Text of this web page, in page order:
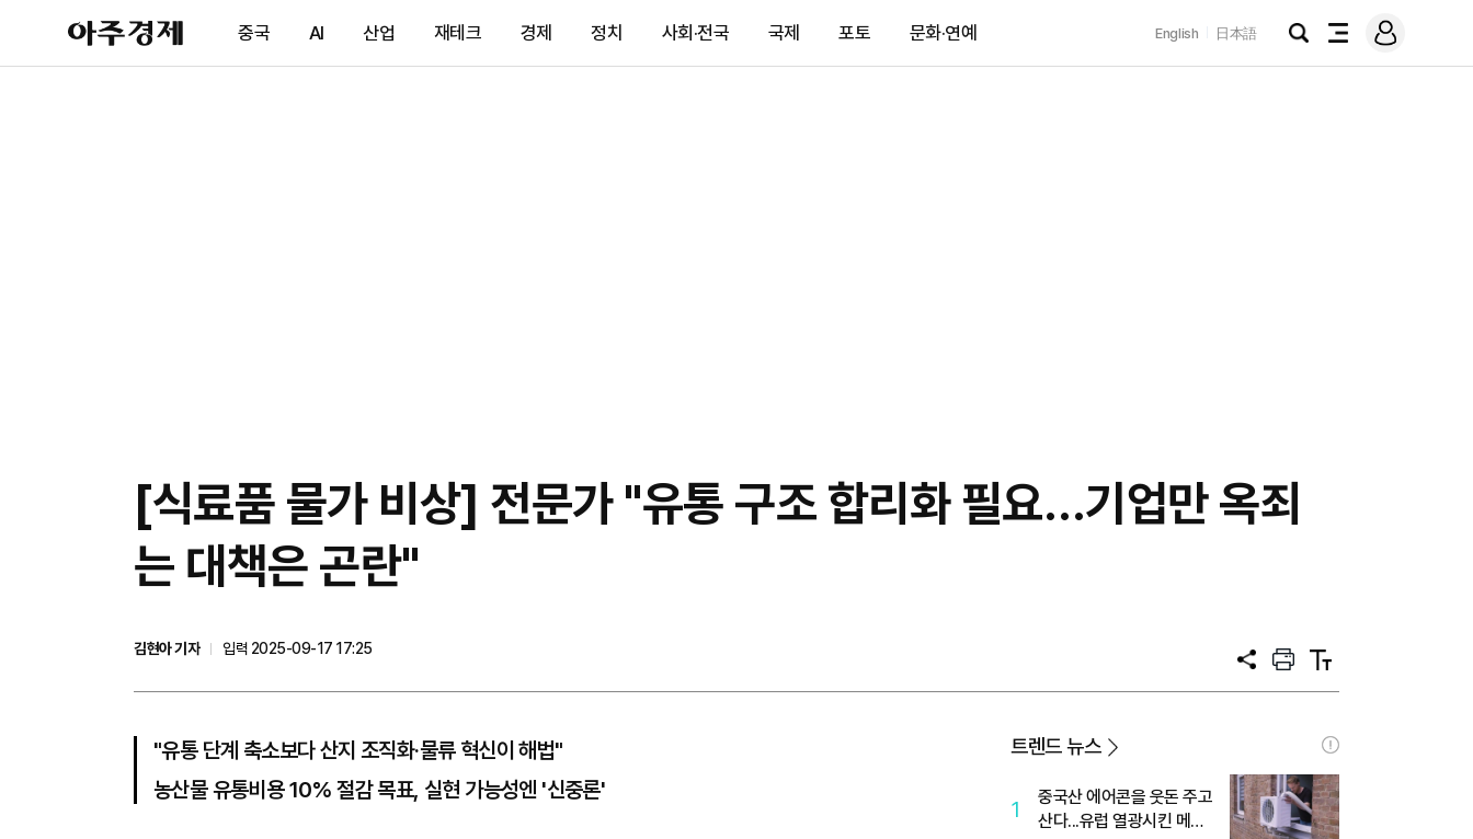
아
주
제
중국 AI 산업 재테크 경제 정치 사회·전국 국제 포토 문화·연예 English 日本語
검
전
메
그
[식료품 물가 비상] 전문가 "유통 구조 합리화 필요…기업만 옥죄
는 대책은 곤란"
김현아 기자
입력 2025-09-17 17:25
공
프
트
텍
트
"유통 단계 축소보다 산지 조직화·물류 혁신이 해법"
농산물 유통비용 10% 절감 목표, 실현 가능성엔 '신중론'
트렌드 뉴스
1
중국산 에어콘을 웃돈 주고
산다...유럽 열광시킨 메이